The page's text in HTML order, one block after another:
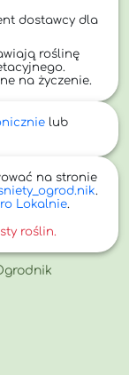
dostawcy dla
roślinę
na życzenie.
lub
na stronie
.
Lokalnie.
roślin.